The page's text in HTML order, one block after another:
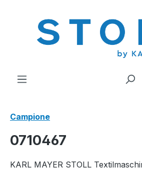
Campione
0710467
KARL MAYER STOLL